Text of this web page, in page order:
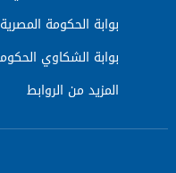
بوابة الحكومة المصرية
بوابة الشكاوي
المزيد من الروابط